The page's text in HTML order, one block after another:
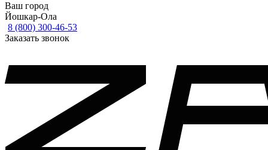
Ваш город
Йошкар-Ола
8 (800) 300-46-53
Заказать звонок